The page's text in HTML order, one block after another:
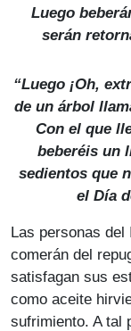
Luego
serán
“Luego ¡Oh,
de un árbol
Con el que
beberéis un
sedientos que
el Día
Las personas del
comerán del
satisfagan sus
como aceite
sufrimiento. A tal